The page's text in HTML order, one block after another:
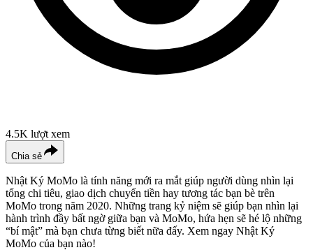
4.5K lượt xem
Chia sẻ
Nhật Ký MoMo là tính năng mới ra mắt giúp người dùng nhìn lại
tổng chi tiêu, giao dịch chuyển tiền hay tương tác bạn bè trên
MoMo trong năm 2020. Những trang kỷ niệm sẽ giúp bạn nhìn lại
hành trình đầy bất ngờ giữa bạn và MoMo, hứa hẹn sẽ hé lộ những
“bí mật” mà bạn chưa từng biết nữa đấy. Xem ngay Nhật Ký
MoMo của bạn nào!